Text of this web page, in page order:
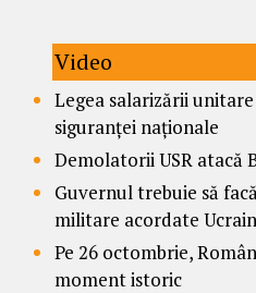
Video
Legea salarizării
siguranței naționale
Demolatorii USR atacă
Guvernul trebuie să
militare acordate
Pe 26 octombrie,
moment istoric